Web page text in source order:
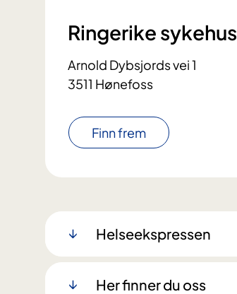
Ringerike sykehus
Arnold Dybsjords vei 1
3511 Hønefoss
Finn frem
Helseekspressen
Her finner du oss